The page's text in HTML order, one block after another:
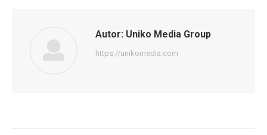
Autor: Uniko Media Group
https://unikomedia.com